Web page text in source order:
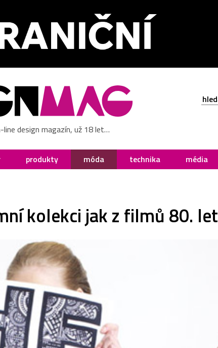
line design magazín, už 18 let…
produkty móda technika média
kolekci jak z filmů 80. let